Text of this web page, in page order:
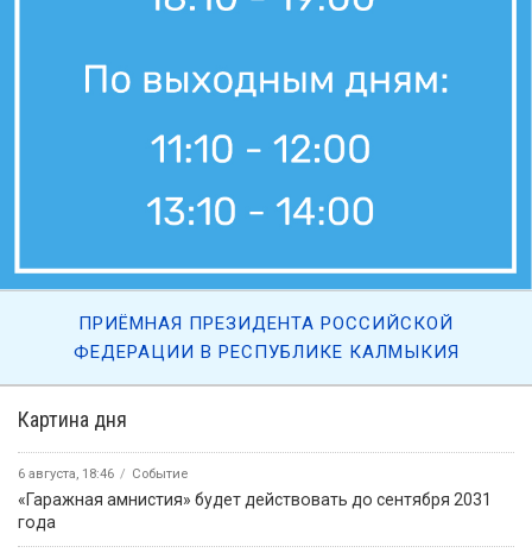
Картина дня
6 августа, 18:46 Событие
«Гаражная амнистия» будет действовать до сентября 2031
года
ПРИЁМНАЯ ПРЕЗИДЕНТА РОССИЙСКОЙ
ФЕДЕРАЦИИ В РЕСПУБЛИКЕ КАЛМЫКИЯ